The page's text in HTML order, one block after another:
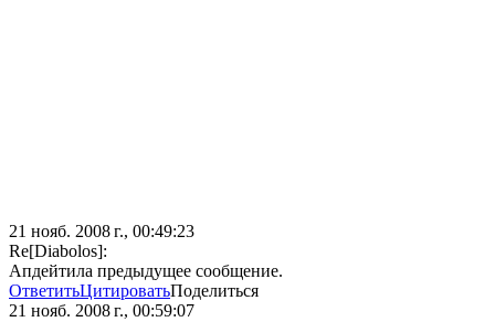
21 нояб. 2008 г., 00:49:23
Re[Diabolos]:
Апдейтила предыдущее сообщение.
ОтветитьЦитироватьПоделиться
21 нояб. 2008 г., 00:59:07